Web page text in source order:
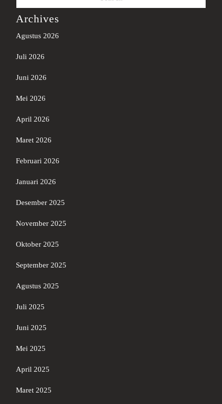
Archives
Agustus 2026
Juli 2026
Juni 2026
Mei 2026
April 2026
Maret 2026
Februari 2026
Januari 2026
Desember 2025
November 2025
Oktober 2025
September 2025
Agustus 2025
Juli 2025
Juni 2025
Mei 2025
April 2025
Maret 2025